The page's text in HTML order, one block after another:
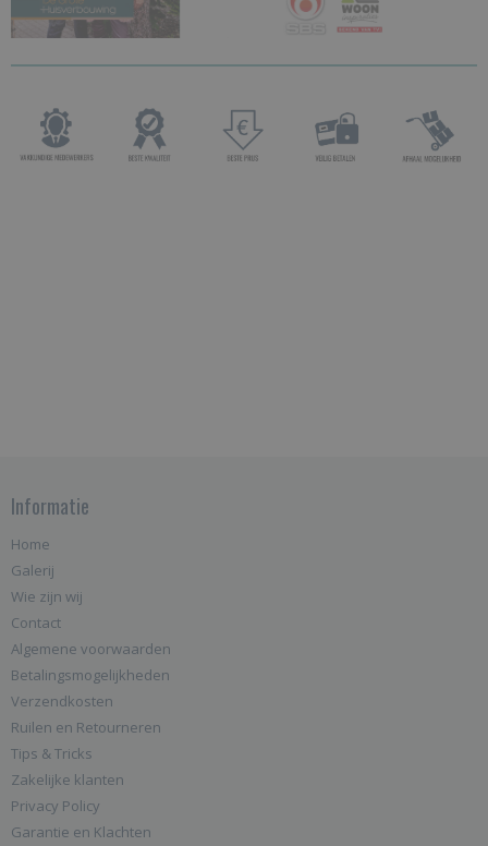
Informatie
Home
Galerij
Wie zijn wij
Contact
Algemene voorwaarden
Betalingsmogelijkheden
Verzendkosten
Ruilen en Retourneren
Tips & Tricks
Zakelijke klanten
Privacy Policy
Garantie en Klachten